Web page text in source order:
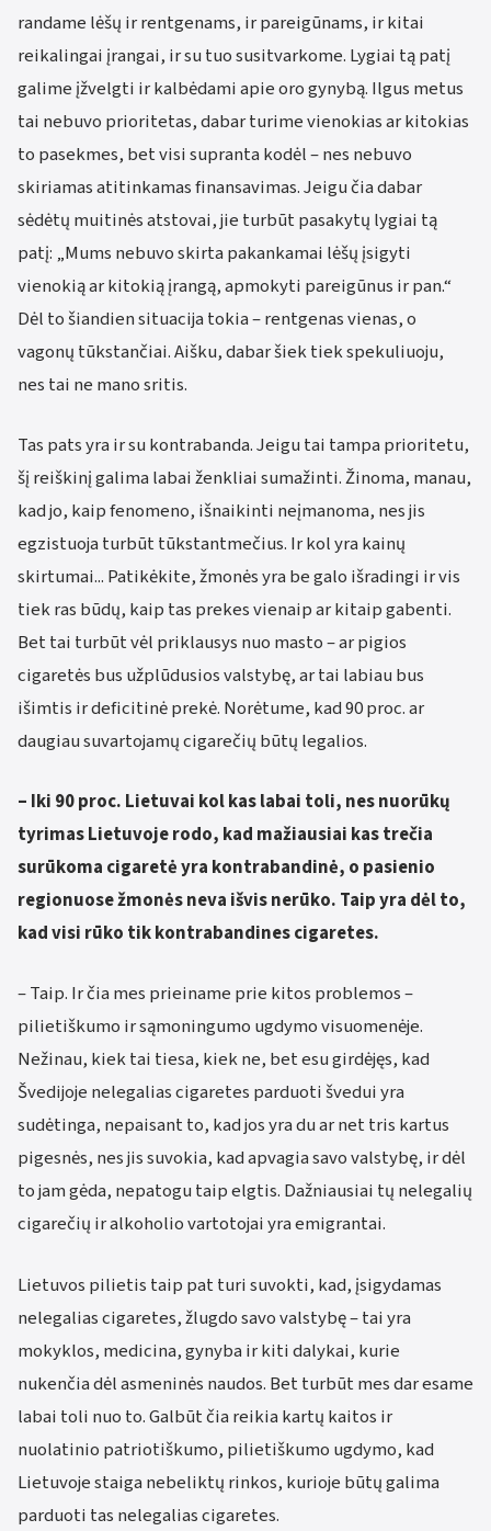
randame lėšų ir rentgenams, ir pareigūnams, ir kitai
reikalingai įrangai, ir su tuo susitvarkome. Lygiai tą patį
galime įžvelgti ir kalbėdami apie oro gynybą. Ilgus metus
tai nebuvo prioritetas, dabar turime vienokias ar kitokias
to pasekmes, bet visi supranta kodėl – nes nebuvo
skiriamas atitinkamas finansavimas. Jeigu čia dabar
sėdėtų muitinės atstovai, jie turbūt pasakytų lygiai tą
patį: „Mums nebuvo skirta pakankamai lėšų įsigyti
vienokią ar kitokią įrangą, apmokyti pareigūnus ir pan.“
Dėl to šiandien situacija tokia – rentgenas vienas, o
vagonų tūkstančiai. Aišku, dabar šiek tiek spekuliuoju,
nes tai ne mano sritis.
Tas pats yra ir su kontrabanda. Jeigu tai tampa prioritetu,
šį reiškinį galima labai ženkliai sumažinti. Žinoma, manau,
kad jo, kaip fenomeno, išnaikinti neįmanoma, nes jis
egzistuoja turbūt tūkstantmečius. Ir kol yra kainų
skirtumai... Patikėkite, žmonės yra be galo išradingi ir vis
tiek ras būdų, kaip tas prekes vienaip ar kitaip gabenti.
Bet tai turbūt vėl priklausys nuo masto – ar pigios
cigaretės bus užplūdusios valstybę, ar tai labiau bus
išimtis ir deficitinė prekė. Norėtume, kad 90 proc. ar
daugiau suvartojamų cigarečių būtų legalios.
– Iki 90 proc. Lietuvai kol kas labai toli, nes nuorūkų
tyrimas Lietuvoje rodo, kad mažiausiai kas trečia
surūkoma cigaretė yra kontrabandinė, o pasienio
regionuose žmonės neva išvis nerūko. Taip yra dėl to,
kad visi rūko tik kontrabandines cigaretes.
– Taip. Ir čia mes prieiname prie kitos problemos –
pilietiškumo ir sąmoningumo ugdymo visuomenėje.
Nežinau, kiek tai tiesa, kiek ne, bet esu girdėjęs, kad
Švedijoje nelegalias cigaretes parduoti švedui yra
sudėtinga, nepaisant to, kad jos yra du ar net tris kartus
pigesnės, nes jis suvokia, kad apvagia savo valstybę, ir dėl
to jam gėda, nepatogu taip elgtis. Dažniausiai tų nelegalių
cigarečių ir alkoholio vartotojai yra emigrantai.
Lietuvos pilietis taip pat turi suvokti, kad, įsigydamas
nelegalias cigaretes, žlugdo savo valstybę – tai yra
mokyklos, medicina, gynyba ir kiti dalykai, kurie
nukenčia dėl asmeninės naudos. Bet turbūt mes dar esame
labai toli nuo to. Galbūt čia reikia kartų kaitos ir
nuolatinio patriotiškumo, pilietiškumo ugdymo, kad
Lietuvoje staiga nebeliktų rinkos, kurioje būtų galima
parduoti tas nelegalias cigaretes.